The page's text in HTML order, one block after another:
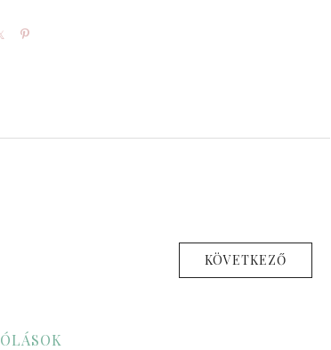
Share
KÖVETKEZŐ